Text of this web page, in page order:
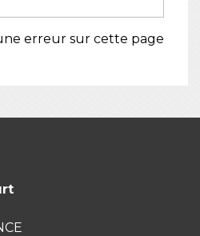
erreur sur cette page